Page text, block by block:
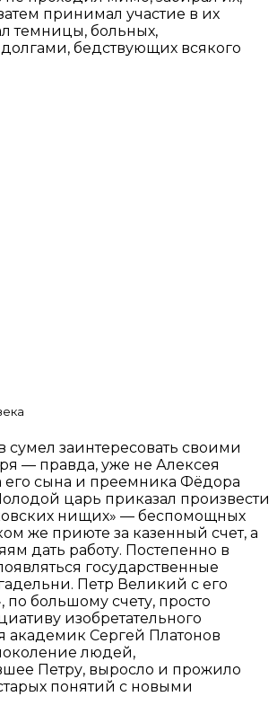
принимал участие в их
темницы, больных,
бедствующих всякого
сумел заинтересовать своими
— правда, уже не Алексея
его сына и преемника Фёдора
царь приказал произвести
нищих» — беспомощных
же приюте за казенный счет, а
дать работу. Постепенно в
государственные
Петр Великий с его
по большому счету, просто
изобретательного
академик Сергей Платонов
людей,
Петру, выросло и прожило
понятий с новыми